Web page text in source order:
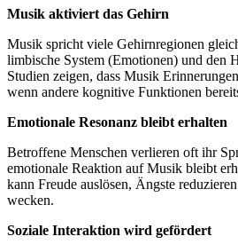
Musik aktiviert das Gehirn
Musik spricht viele Gehirnregionen
limbische System (Emotionen) und den
Studien zeigen, dass Musik
wenn andere kognitive Funktionen
Emotionale Resonanz bleibt erhalten
Betroffene Menschen verlieren oft ihr
emotionale Reaktion auf Musik bleibt
kann Freude auslösen, Ängste
wecken.
Soziale Interaktion wird gefördert